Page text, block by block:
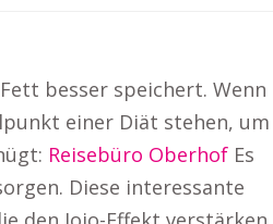
besser speichert. Wenn
einer Diät stehen, um
Reisebüro Oberhof Es
Diese interessante